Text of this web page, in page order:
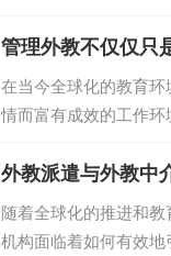
环，本文将探讨税后
关系的影响。 首先，
额会对员工的收入产
际收入。通过在合同
管理外教不仅仅只
在当今全球化的教育
情而富有成效的工作
理的重要性，并提出
关键因素之一。学校
验中国文化的机会。
解中国的浪漫文化和传
外教派遣与外教中
随着全球化的推进和
机构面临着如何有效